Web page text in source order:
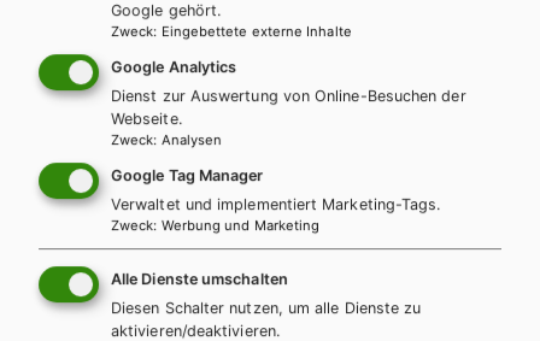
Google gehört.
Zweck: Eingebettete externe Inhalte
Google Analytics
Dienst zur Auswertung von Online-Besuchen der
Webseite.
Zweck: Analysen
Google Tag Manager
Verwaltet und implementiert Marketing-Tags.
Zweck: Werbung und Marketing
Alle Dienste umschalten
Diesen Schalter nutzen, um alle Dienste zu
aktivieren/deaktivieren.